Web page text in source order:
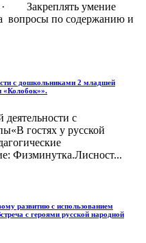
· Закреплять умение
вопросы по содержанию и
с дошкольниками 2 младшей
«Колобок»».
деятельности с
гостях у русской
Физминутка.Лисност...
развитию с использованием
с героями русской народной